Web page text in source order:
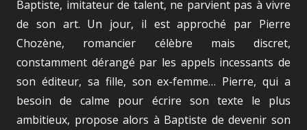
Baptiste, imitateur de talent, ne parvient pas à vivre
de son art. Un jour, il est approché par Pierre
Chozène, romancier célèbre mais discret,
constamment dérangé par les appels incessants de
son éditeur, sa fille, son ex-femme… Pierre, qui a
besoin de calme pour écrire son texte le plus
ambitieux, propose alors à Baptiste de devenir son